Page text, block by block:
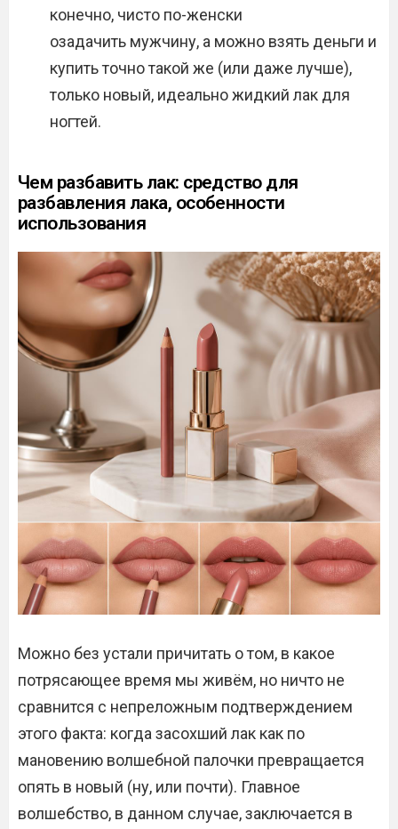
конечно, чисто по-женски
озадачить мужчину, а можно взять деньги и
купить точно такой же (или даже лучше),
только новый, идеально жидкий лак для
ногтей.
Чем разбавить лак: средство для
разбавления лака, особенности
использования
Можно без устали причитать о том, в какое
потрясающее время мы живём, но ничто не
сравнится с непреложным подтверждением
этого факта: когда засохший лак как по
мановению волшебной палочки превращается
опять в новый (ну, или почти). Главное
волшебство, в данном случае, заключается в